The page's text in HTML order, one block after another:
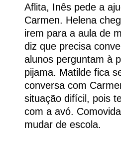
Aflita, Inês pede a
Carmen. Helena
irem para a aula de
diz que precisa
alunos perguntam à
pijama. Matilde fica
conversa com
situação difícil, pois
com a avó.
mudar de escola.